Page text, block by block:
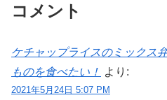
コメント
ケチャップライスのミックス
ものを食べたい！ より:
2021年5月24日 5:07 PM